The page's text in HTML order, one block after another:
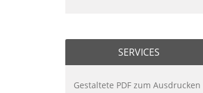
SERVICES
Gestaltete PDF zum Ausdrucken